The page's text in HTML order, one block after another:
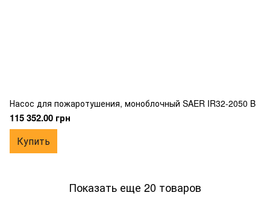
Насос для пожаротушения, моноблочный SAER IR32-2050 B
115 352.00 грн
Купить
Показать еще 20 товаров